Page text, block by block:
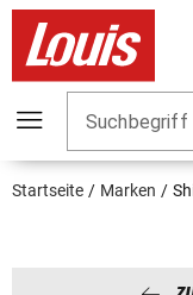
Suchbegriff
Startseite Marken